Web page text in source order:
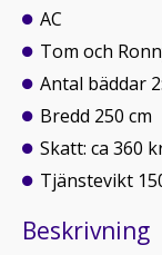
AC
Tom och
Antal bäddar
Bredd 250 cm
Skatt: ca 360
Tjänstevikt
Beskrivning